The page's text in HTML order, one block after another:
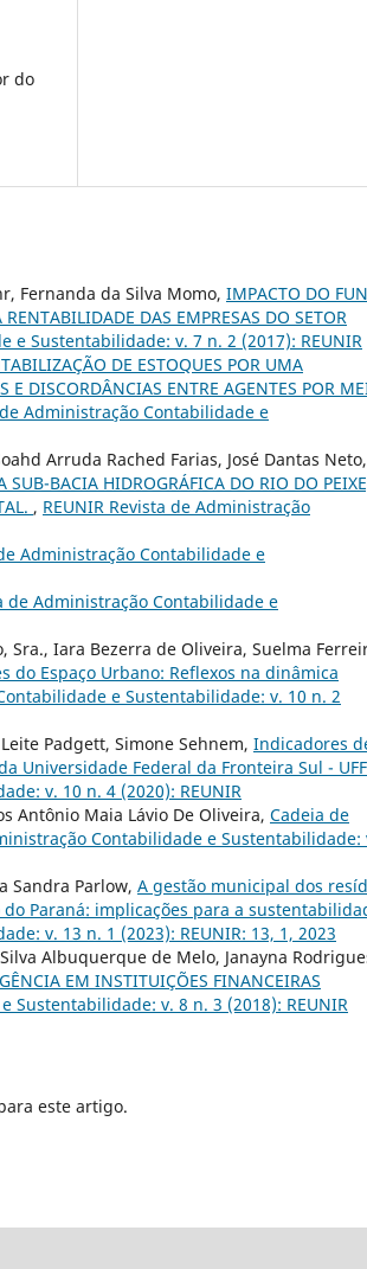
do
Fernanda da Silva Momo, IMPACTO DO
DAS EMPRESAS DO SETOR
e Sustentabilidade: v. 7 n. 2 (2017): REUNIR
DE ESTOQUES POR UMA
E DISCORDÂNCIAS ENTRE AGENTES POR
de Administração Contabilidade e
Arruda Rached Farias, José Dantas Neto,
SUB-BACIA HIDROGRÁFICA DO RIO DO
, REUNIR Revista de Administração
Administração Contabilidade e
de Administração Contabilidade e
Iara Bezerra de Oliveira, Suelma
do Espaço Urbano: Reflexos na dinâmica
e Sustentabilidade: v. 10 n. 2
Padgett, Simone Sehnem, Indicadores
Universidade Federal da Fronteira Sul -
v. 10 n. 4 (2020): REUNIR
Antônio Maia Lávio De Oliveira, Cadeia de
Contabilidade e Sustentabilidade:
Sandra Parlow, A gestão municipal dos
Paraná: implicações para a
v. 13 n. 1 (2023): REUNIR: 13, 1, 2023
Albuquerque de Melo, Janayna
EM INSTITUIÇÕES FINANCEIRAS
Sustentabilidade: v. 8 n. 3 (2018): REUNIR
este artigo.